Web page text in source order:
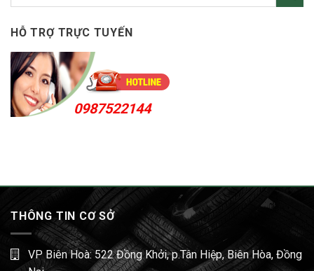
HỖ TRỢ TRỰC TUYẾN
0987522144
THÔNG TIN CƠ SỞ
VP Biên Hoà: 522 Đồng Khởi, p.Tân Hiệp, Biên Hòa, Đồng